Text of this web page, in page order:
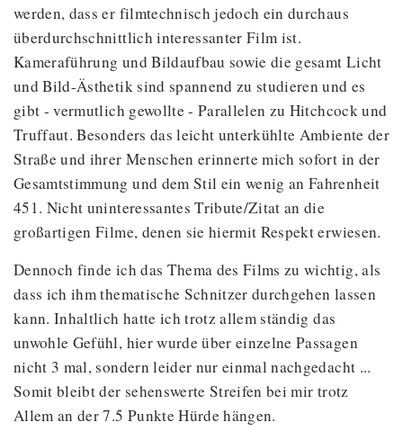
werden, dass er filmtechnisch jedoch ein durchaus
überdurchschnittlich interessanter Film ist.
Kameraführung und Bildaufbau sowie die gesamt Licht
und Bild-Ästhetik sind spannend zu studieren und es
gibt - vermutlich gewollte - Parallelen zu Hitchcock und
Truffaut. Besonders das leicht unterkühlte Ambiente der
Straße und ihrer Menschen erinnerte mich sofort in der
Gesamtstimmung und dem Stil ein wenig an Fahrenheit
451. Nicht uninteressantes Tribute/Zitat an die
großartigen Filme, denen sie hiermit Respekt erwiesen.
Dennoch finde ich das Thema des Films zu wichtig, als
dass ich ihm thematische Schnitzer durchgehen lassen
kann. Inhaltlich hatte ich trotz allem ständig das
unwohle Gefühl, hier wurde über einzelne Passagen
nicht 3 mal, sondern leider nur einmal nachgedacht ...
Somit bleibt der sehenswerte Streifen bei mir trotz
Allem an der 7.5 Punkte Hürde hängen.